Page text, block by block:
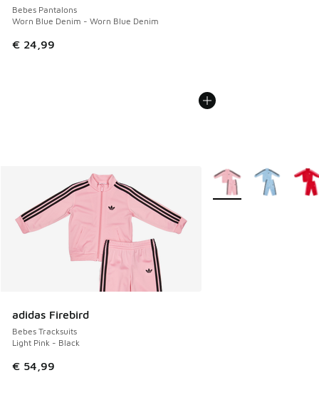
Bebes Pantalons
Worn Blue Denim - Worn Blue Denim
€ 24,99
adidas Firebird
Bebes Tracksuits
Light Pink - Black
€ 54,99
Plus de couleurs